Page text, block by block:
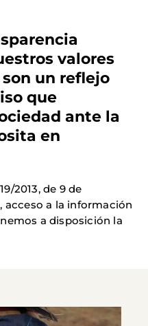
valores
un reflejo
que
ante la
en
2013, de 9 de
acceso a la información
a disposición la